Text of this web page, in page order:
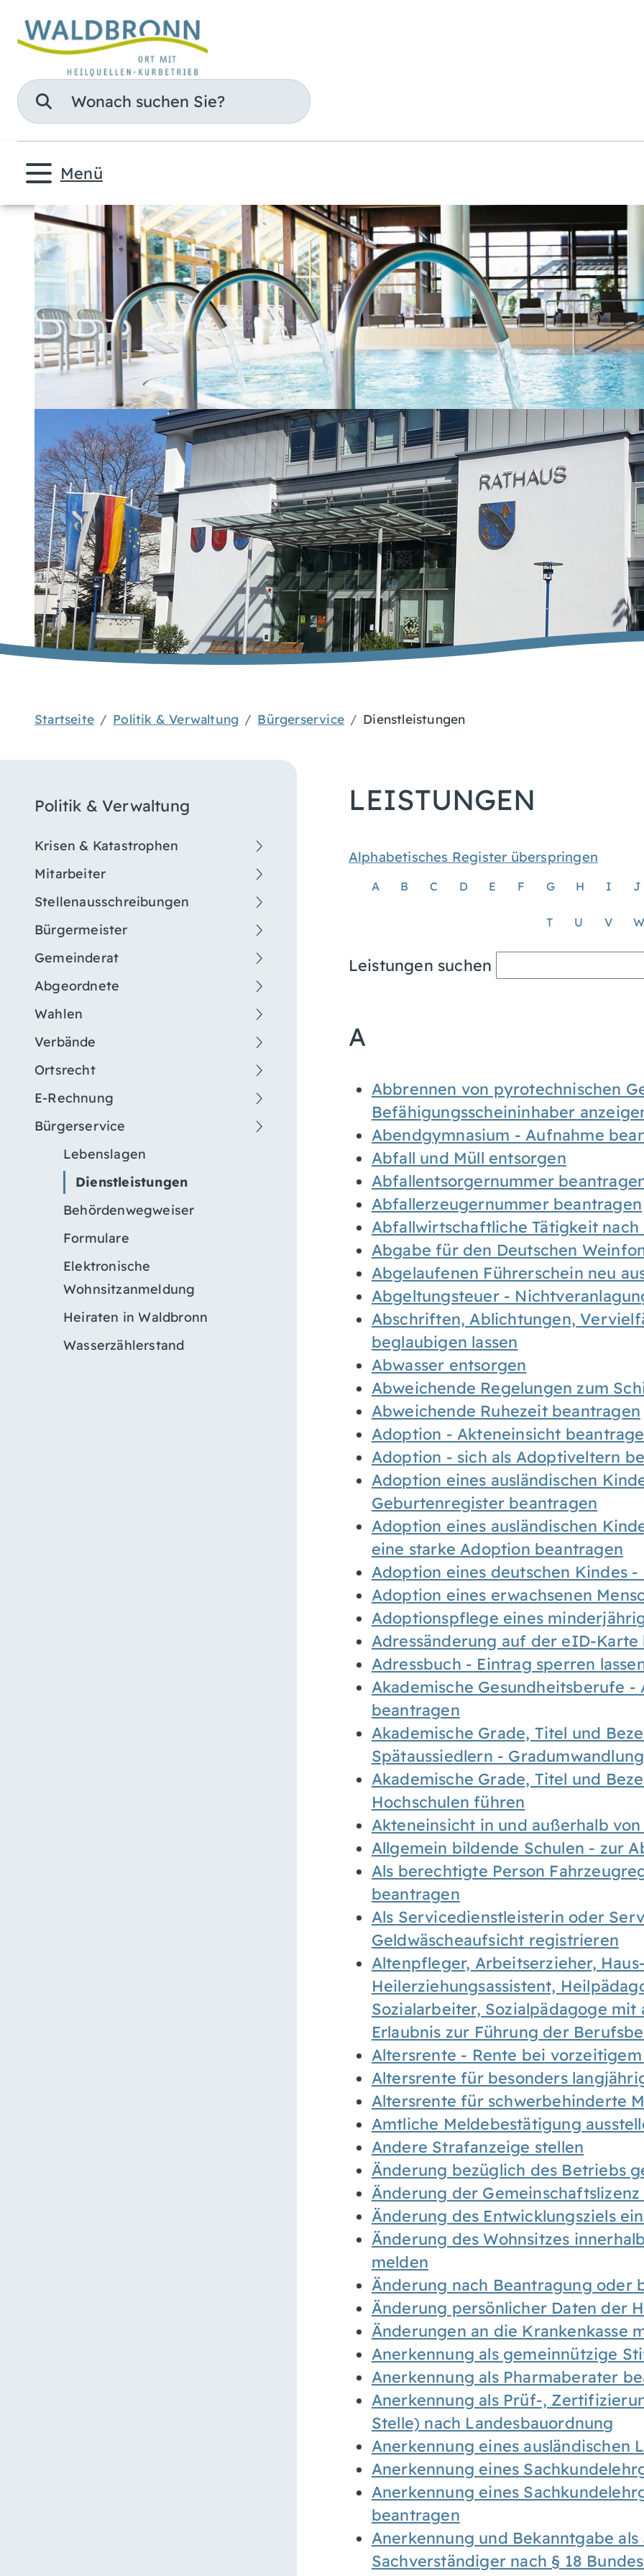
Suche
Menü
Startseite Politik & Verwaltung Bürgerservice Dienstleistungen
Politik & Verwaltung
Krisen & Katastrophen
Mitarbeiter
Stellenausschreibungen
Bürgermeister
Gemeinderat
Abgeordnete
Wahlen
Verbände
Ortsrecht
E-Rechnung
Bürgerservice
Lebenslagen
Dienstleistungen
Behördenwegweiser
Formulare
Elektronische
Wohnsitzanmeldung
Heiraten in Waldbronn
Wasserzählerstand
LEISTUNGEN
Alphabetisches Register überspringen
A B C D E F G H I J
T U V W
Leistungen suchen
A
Abbrennen von pyrotechnischen
Befähigungsscheininhaber
Abendgymnasium - Aufnahme
Abfall und Müll entsorgen
Abfallentsorgernummer
Abfallerzeugernummer beantragen
Abfallwirtschaftliche Tätigkeit
Abgabe für den Deutschen
Abgelaufenen Führerschein neu
Abgeltungsteuer -
Abschriften, Ablichtungen,
beglaubigen lassen
Abwasser entsorgen
Abweichende Regelungen zum
Abweichende Ruhezeit beantragen
Adoption - Akteneinsicht
Adoption - sich als Adoptiveltern
Adoption eines ausländischen
Geburtenregister beantragen
Adoption eines ausländischen
eine starke Adoption beantragen
Adoption eines deutschen Kindes
Adoption eines erwachsenen
Adoptionspflege eines
Adressänderung auf der eID-Karte
Adressbuch - Eintrag sperren
Akademische Gesundheitsberufe
beantragen
Akademische Grade, Titel und
Spätaussiedlern -
Akademische Grade, Titel und
Hochschulen führen
Akteneinsicht in und außerhalb
Allgemein bildende Schulen - zur
Als berechtigte Person
beantragen
Als Servicedienstleisterin oder
Geldwäscheaufsicht registrieren
Altenpfleger, Arbeitserzieher,
Heilerziehungsassistent,
Sozialarbeiter, Sozialpädagoge
Erlaubnis zur Führung der
Altersrente - Rente bei
Altersrente für besonders
Altersrente für schwerbehinderte
Amtliche Meldebestätigung
Andere Strafanzeige stellen
Änderung bezüglich des Betriebs
Änderung der
Änderung des Entwicklungsziels
Änderung des Wohnsitzes
melden
Änderung nach Beantragung oder
Änderung persönlicher Daten der
Änderungen an die Krankenkasse
Anerkennung als gemeinnützige
Anerkennung als Pharmaberater
Anerkennung als Prüf-,
Stelle) nach Landesbauordnung
Anerkennung eines ausländischen
Anerkennung eines
Anerkennung eines
beantragen
Anerkennung und Bekanntgabe
Sachverständiger nach § 18